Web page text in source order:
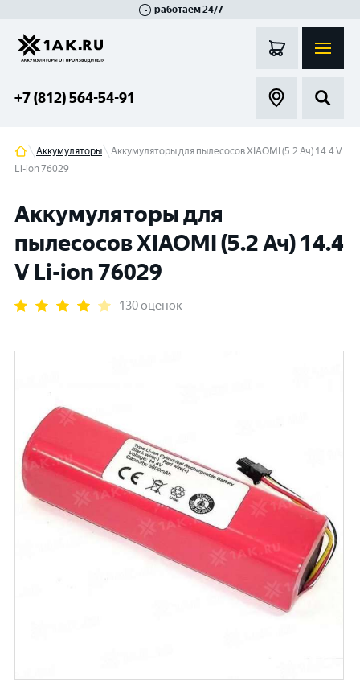
работаем 24/7
+7 (812) 564-54-91
Аккумуляторы
Аккумуляторы для пылесосов XIAOMI (5.2 Ач) 14.4 V
Li-ion 76029
Аккумуляторы для
пылесосов XIAOMI (5.2 Ач) 14.4
V Li-ion 76029
130 оценок
Гатчина